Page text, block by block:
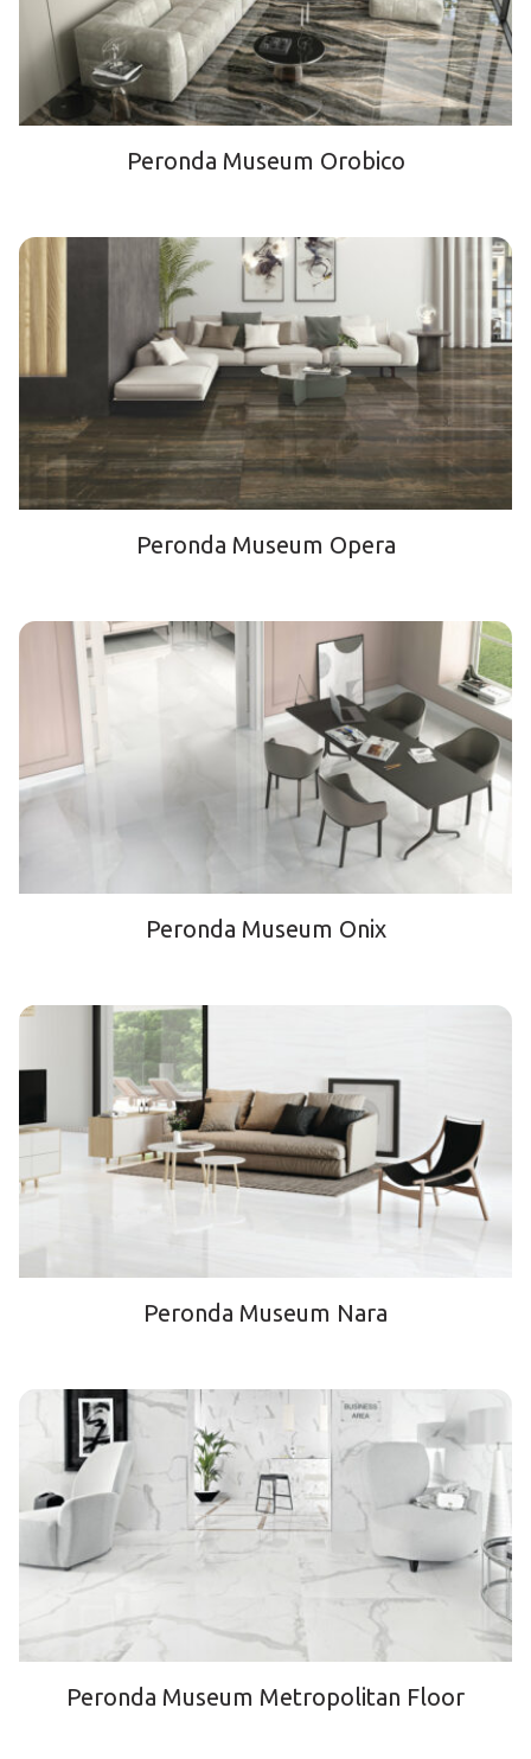
Peronda Museum Orobico
Peronda Museum Opera
Peronda Museum Onix
Peronda Museum Nara
Peronda Museum Metropolitan Floor